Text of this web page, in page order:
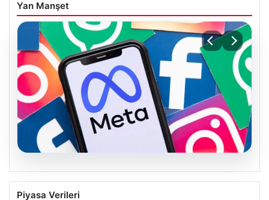
Yan Manşet
07.08.2026
Meta’ya çocuk güvenliği davasında 567
Piyasa Verileri